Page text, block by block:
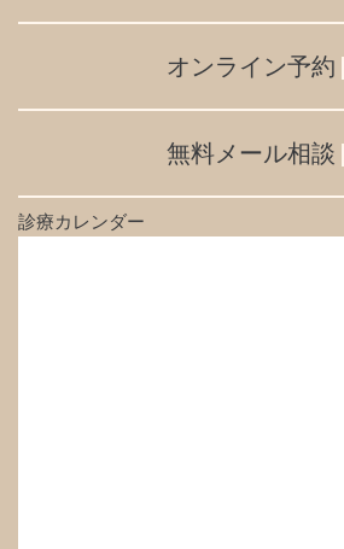
オンライン予約
無料メール相談
診療カレンダー